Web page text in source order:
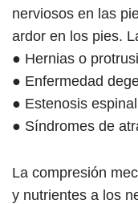
nerviosos en las
ardor en los pies.
● Hernias o
● Enfermedad
● Estenosis espinal
● Síndromes de
La compresión
y nutrientes a los